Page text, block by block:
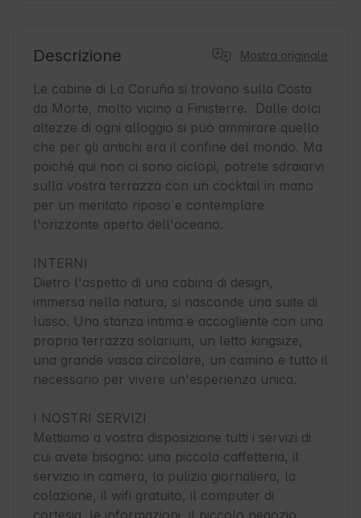
Descrizione Mostra originale
Le cabine di La Coruña si trovano sulla Costa
da Morte, molto vicino a Finisterre.  Dalle dolci
altezze di ogni alloggio si può ammirare quello
che per gli antichi era il confine del mondo. Ma
poiché qui non ci sono ciclopi, potrete sdraiarvi
sulla vostra terrazza con un cocktail in mano
per un meritato riposo e contemplare
l'orizzonte aperto dell'oceano.
INTERNI
Dietro l'aspetto di una cabina di design,
immersa nella natura, si nasconde una suite di
lusso. Una stanza intima e accogliente con una
propria terrazza solarium, un letto kingsize,
una grande vasca circolare, un camino e tutto il
necessario per vivere un'esperienza unica.
I NOSTRI SERVIZI
Mettiamo a vostra disposizione tutti i servizi di
cui avete bisogno: una piccola caffetteria, il
servizio in camera, la pulizia giornaliera, la
colazione, il wifi gratuito, il computer di